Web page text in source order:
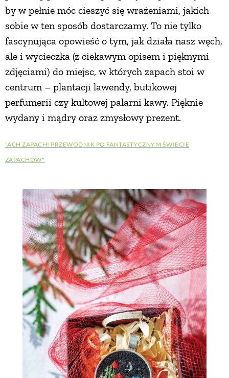
by w pełnie móc cieszyć się wrażeniami, jakich
sobie w ten sposób dostarczamy. To nie tylko
fascynująca opowieść o tym, jak działa nasz węch,
ale i wycieczka (z ciekawym opisem i pięknymi
zdjęciami) do miejsc, w których zapach stoi w
centrum – plantacji lawendy, butikowej
perfumerii czy kultowej palarni kawy. Pięknie
wydany i mądry oraz zmysłowy prezent.
"ACH ZAPACH! PRZEWODNIK PO FANTASTYCZNYM ŚWIECIE
ZAPACHÓW"